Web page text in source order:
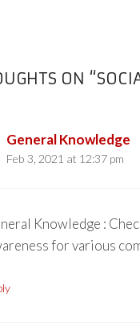
ON
General Knowledge
Feb 3, 2021 at 12:37 pm
Knowledge :
for various